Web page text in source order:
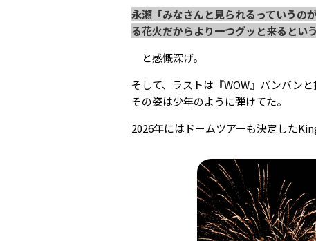
永瀬「みなさんと見られるっていうの
る花火だからより一つグッと来るとい
と感慨深げ。
そして、ラストは『WOW』バンバン
その姿は少年のように弾けてた。
2026年にはドームツアーも決定した